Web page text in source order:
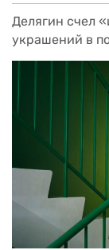
Делягин счел
украшений в